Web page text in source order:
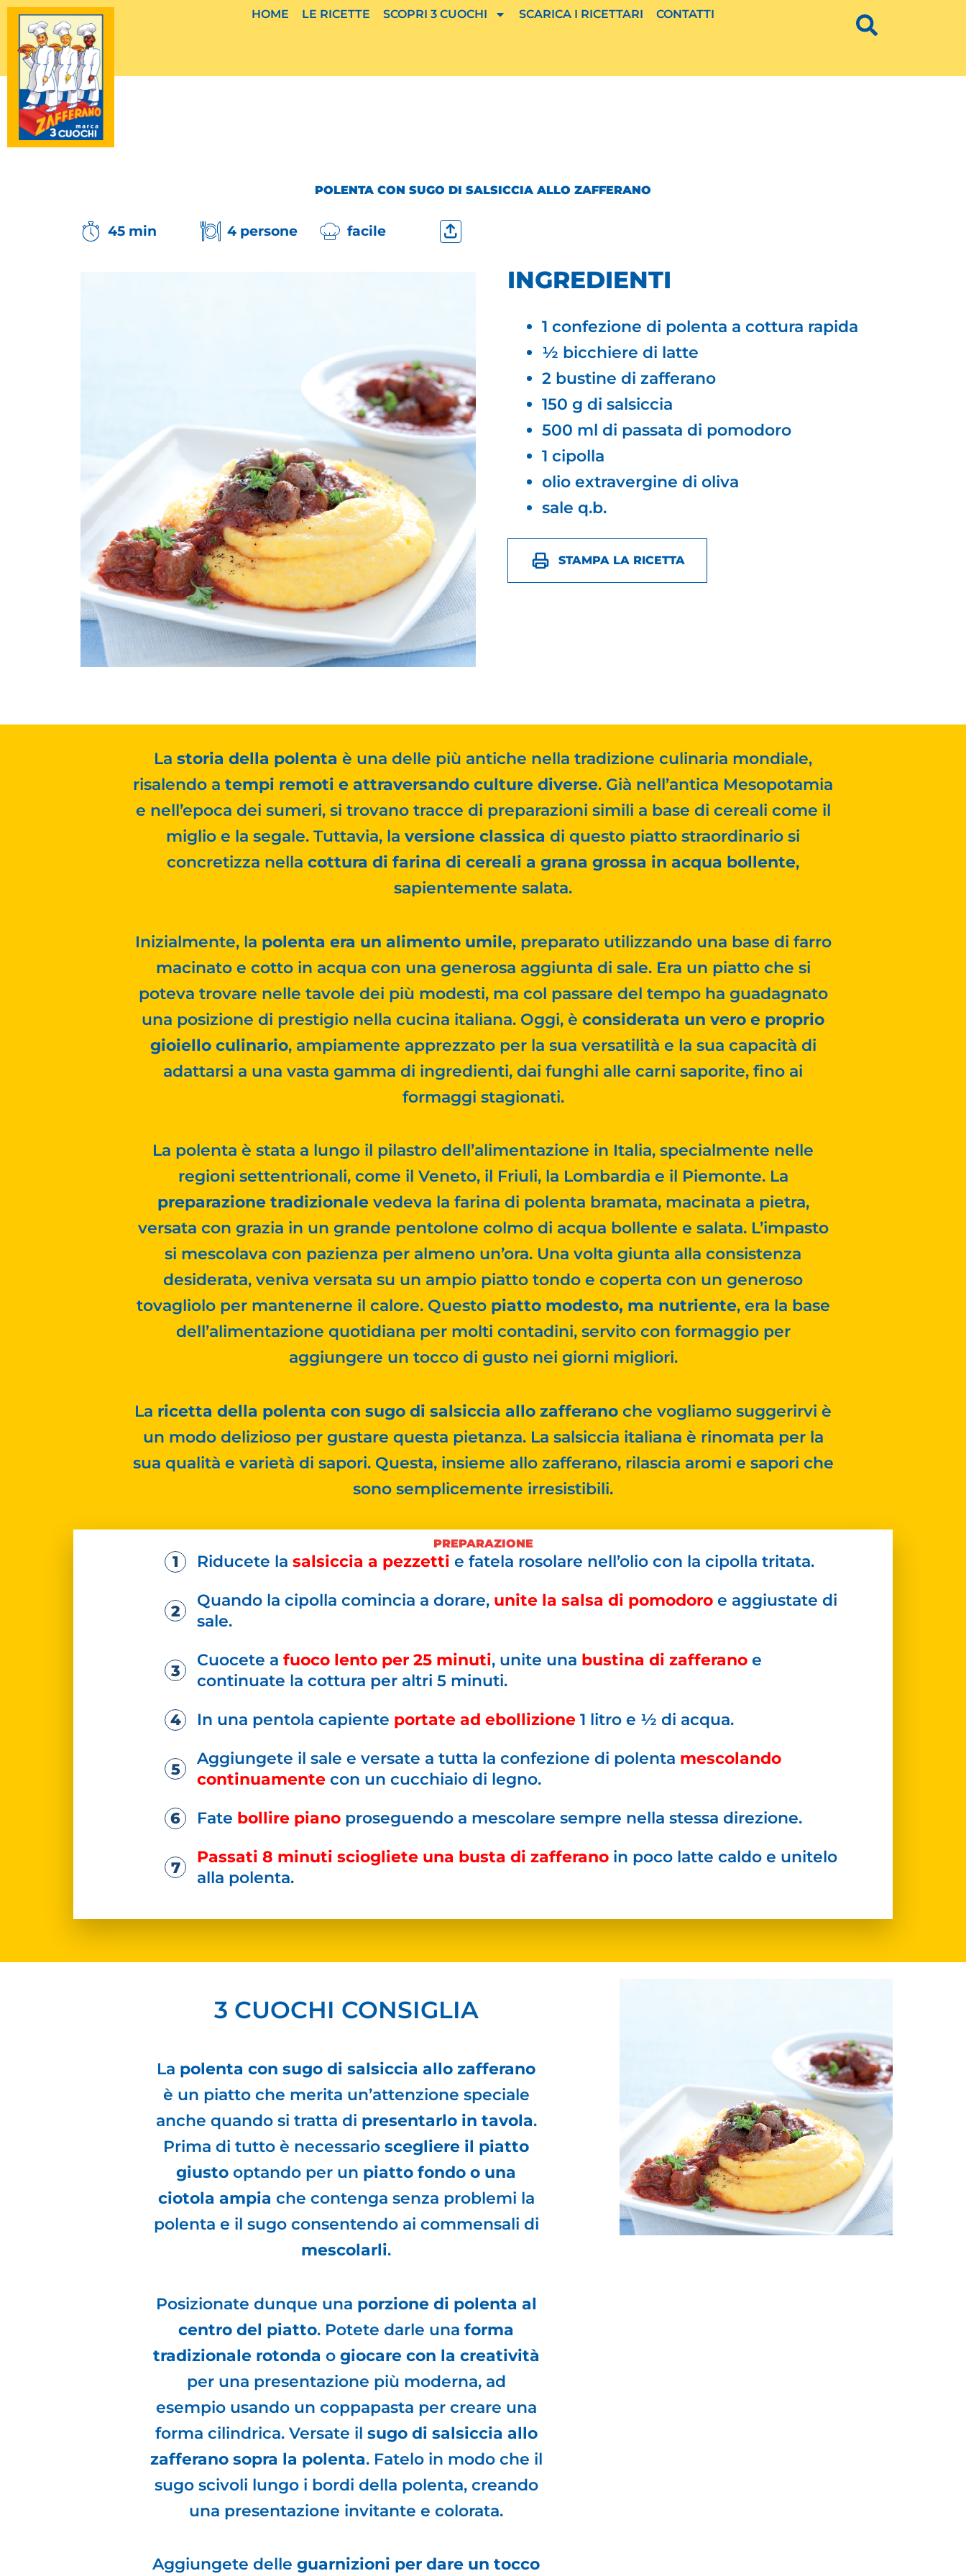
Vai
contenuto
HOME LE RICETTE SCOPRI 3 CUOCHI SCARICA I RICETTARI CONTATTI
POLENTA CON SUGO DI SALSICCIA ALLO ZAFFERANO
45 min 4 persone facile
INGREDIENTI
1 confezione di polenta a cottura rapida
½ bicchiere di latte
2 bustine di zafferano
150 g di salsiccia
500 ml di passata di pomodoro
1 cipolla
olio extravergine di oliva
sale q.b.
STAMPA LA RICETTA
La storia della polenta è una delle più antiche nella tradizione culinaria mondiale,
risalendo a tempi remoti e attraversando culture diverse. Già nell’antica Mesopotamia
e nell’epoca dei sumeri, si trovano tracce di preparazioni simili a base di cereali come il
miglio e la segale. Tuttavia, la versione classica di questo piatto straordinario si
concretizza nella cottura di farina di cereali a grana grossa in acqua bollente,
sapientemente salata.
Inizialmente, la polenta era un alimento umile, preparato utilizzando una base di farro
macinato e cotto in acqua con una generosa aggiunta di sale. Era un piatto che si
poteva trovare nelle tavole dei più modesti, ma col passare del tempo ha guadagnato
una posizione di prestigio nella cucina italiana. Oggi, è considerata un vero e proprio
gioiello culinario, ampiamente apprezzato per la sua versatilità e la sua capacità di
adattarsi a una vasta gamma di ingredienti, dai funghi alle carni saporite, fino ai
formaggi stagionati.
La polenta è stata a lungo il pilastro dell’alimentazione in Italia, specialmente nelle
regioni settentrionali, come il Veneto, il Friuli, la Lombardia e il Piemonte. La
preparazione tradizionalevedeva la farina di polenta bramata, macinata a pietra,
versata con grazia in un grande pentolone colmo di acqua bollente e salata. L’impasto
si mescolava con pazienza per almeno un’ora. Una volta giunta alla consistenza
desiderata, veniva versata su un ampio piatto tondo e coperta con un generoso
tovagliolo per mantenerne il calore. Questo piatto modesto, ma nutriente, era la base
dell’alimentazione quotidiana per molti contadini, servito con formaggio per
aggiungere un tocco di gusto nei giorni migliori.
La ricetta della polenta con sugo di salsiccia allo zafferano che vogliamo suggerirvi è
un modo delizioso per gustare questa pietanza. La salsiccia italiana è rinomata per la
sua qualità e varietà di sapori. Questa, insieme allo zafferano, rilascia aromi e sapori che
sono semplicemente irresistibili.
PREPARAZIONE
Riducete la salsiccia a pezzetti e fatela rosolare nell’olio con la cipolla tritata.
Quando la cipolla comincia a dorare, unite la salsa di pomodoro e aggiustate di
sale.
Cuocete a fuoco lento per 25 minuti, unite una bustina di zafferano e
continuate la cottura per altri 5 minuti.
In una pentola capiente portate ad ebollizione 1 litro e ½ di acqua.
Aggiungete il sale e versate a tutta la confezione di polenta mescolando
continuamente con un cucchiaio di legno.
Fate bollire piano proseguendo a mescolare sempre nella stessa direzione.
Passati 8 minuti sciogliete una busta di zafferano in poco latte caldo e unitelo
alla polenta.
3 CUOCHI CONSIGLIA
La polenta con sugo di salsiccia allo zafferano
è un piatto che merita un’attenzione speciale
anche quando si tratta di presentarlo in tavola.
Prima di tutto è necessarioscegliere il piatto
giusto optando per un piatto fondo o una
ciotola ampia che contenga senza problemi la
polenta e il sugo consentendo ai commensali di
mescolarli.
Posizionate dunque una porzione di polenta al
centro del piatto. Potete darle unaforma
tradizionale rotonda o giocare con la creatività
per una presentazione più moderna, ad
esempio usando un coppapasta per creare una
forma cilindrica. Versate il sugo di salsiccia allo
zafferano sopra la polenta. Fatelo in modo che il
sugo scivoli lungo i bordi della polenta, creando
una presentazione invitante e colorata.
Aggiungete delleguarnizioni per dare un tocco